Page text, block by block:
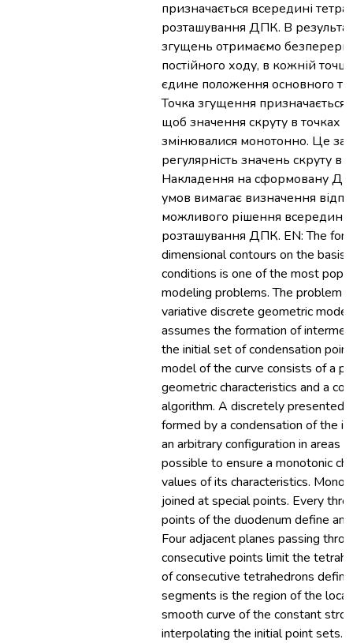
призначається всередині
розташування ДПК. В
згущень отримаємо
постійного ходу, в кожній точці
єдине положення основного
Точка згущення призначається
щоб значення скруту в точках
змінювалися монотонно. Це
регулярність значень скруту в
Накладення на сформовану
умов вимагає визначення
можливого рішення всередині
розташування ДПК. EN: The
dimensional contours on the basis
conditions is one of the most
modeling problems. The problem
variative discrete geometric
assumes the formation of
the initial set of condensation
model of the curve consists of a
geometric characteristics and a
algorithm. A discretely presented
formed by a condensation of the
an arbitrary configuration in areas
possible to ensure a monotonic
values of its characteristics.
joined at special points. Every
points of the duodenum define an
Four adjacent planes passing
consecutive points limit the
of consecutive tetrahedrons
segments is the region of the
smooth curve of the constant
interpolating the initial point sets.